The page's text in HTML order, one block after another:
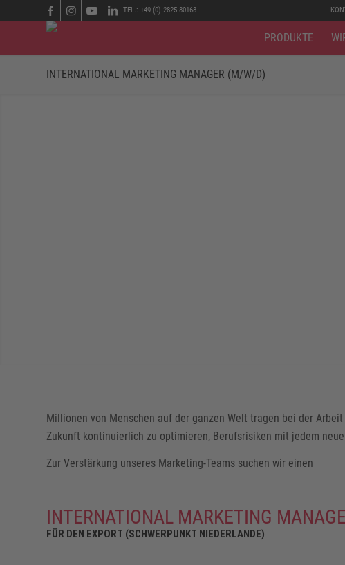
TEL.: +49 (0) 2825 80168
PRODUKTE
INTERNATIONAL MARKETING MANAGER (M/W/D)
Millionen von Menschen auf der ganzen Welt tragen bei der
Zukunft kontinuierlich zu optimieren, Berufsrisiken mit jedem
Zur Verstärkung unseres Marketing-Teams suchen wir einen
INTERNATIONAL MARKETING
FÜR DEN EXPORT (SCHWERPUNKT NIEDERLANDE)